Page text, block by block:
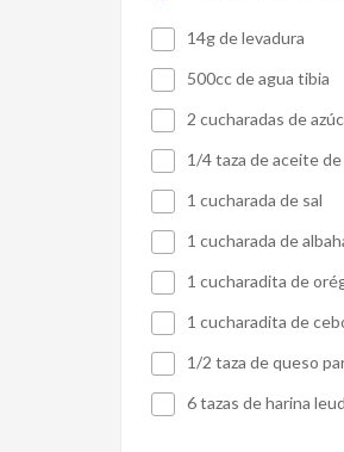
14g de levadura
500cc de agua tibia
2 cucharadas de
1/4 taza de aceite de
1 cucharada de sal
1 cucharada de
1 cucharadita de
1 cucharadita de
1/2 taza de queso
6 tazas de harina